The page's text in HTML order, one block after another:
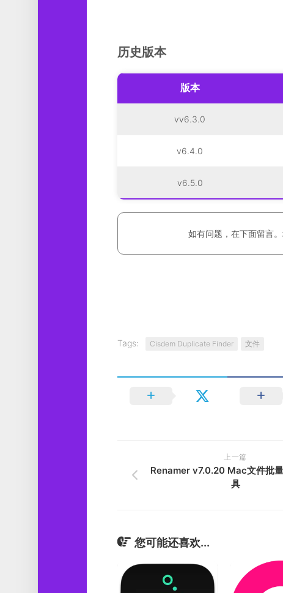
历史版本
版本
vv6.3.0
v6.4.0
v6.5.0
如有问题，在下面留言
Tags: Cisdem Duplicate Finder 文件
上一篇
Renamer v7.0.20 Mac文件批
具
您可能还喜欢...